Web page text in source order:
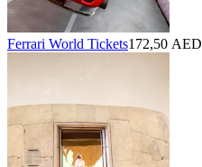
Ferrari World Tickets172,50 AED